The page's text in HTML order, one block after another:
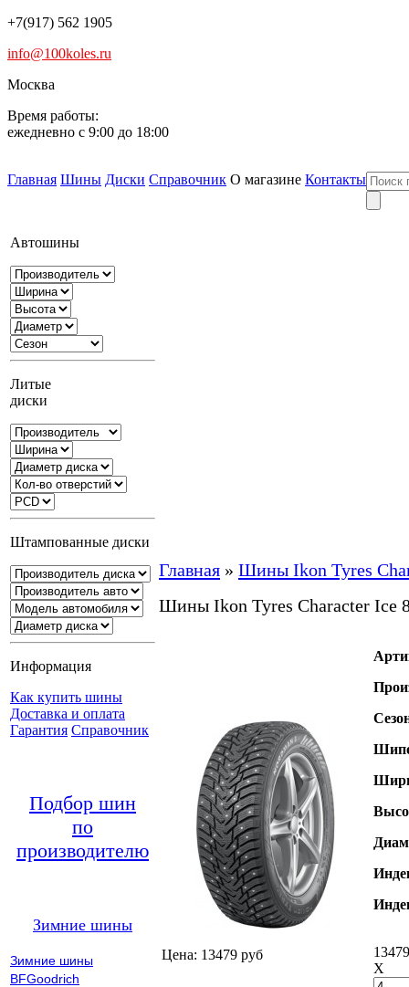
+7(917) 562 1905
info@100koles.ru
Москва
Время работы:
ежедневно с 9:00 до 18:00
Главная Шины Диски Справочник О магазине Контакты
Автошины
Литые
диски
Штампованные диски
Информация
Как купить шины
Доставка и оплата
Гарантия Справочник
Подбор шин
по
производителю
Зимние шины
Зимние шины
BFGoodrich
Главная » Шины Ikon Tyres
Шины Ikon Tyres Character Ice
Цена: 13479 руб
X